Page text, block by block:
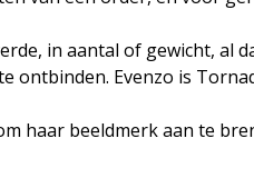
in aantal of gewicht, al
Evenzo is
haar beeldmerk aan te